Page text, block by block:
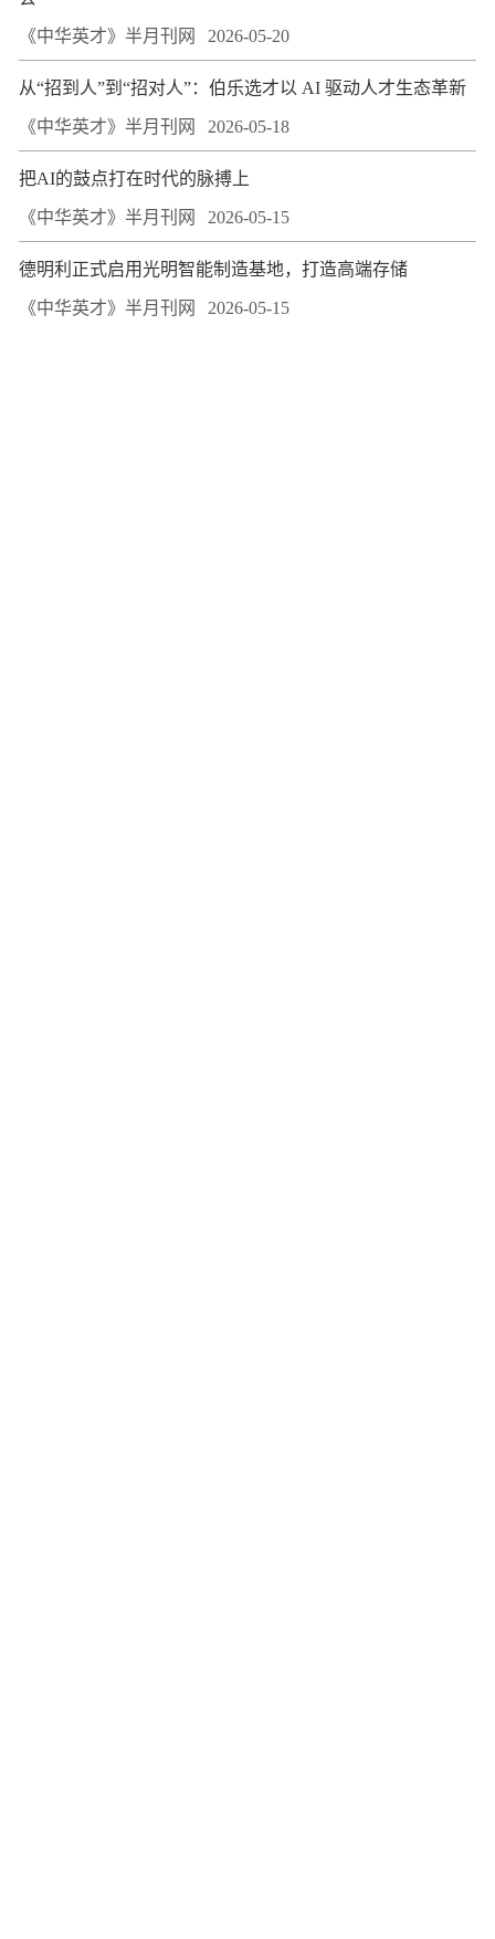
《中华英才》半月刊网 2026-05-20
从“招到人”到“招对人”：伯乐选才以 AI 驱动人才生态革新
《中华英才》半月刊网 2026-05-18
把AI的鼓点打在时代的脉搏上
《中华英才》半月刊网 2026-05-15
德明利正式启用光明智能制造基地，打造高端存储
《中华英才》半月刊网 2026-05-15